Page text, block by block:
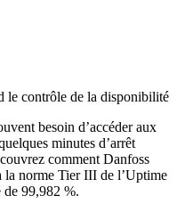
le contrôle de la disponibilité
besoin d’accéder aux
minutes d’arrêt
comment Danfoss
la norme Tier III de l’Uptime
99,982 %.